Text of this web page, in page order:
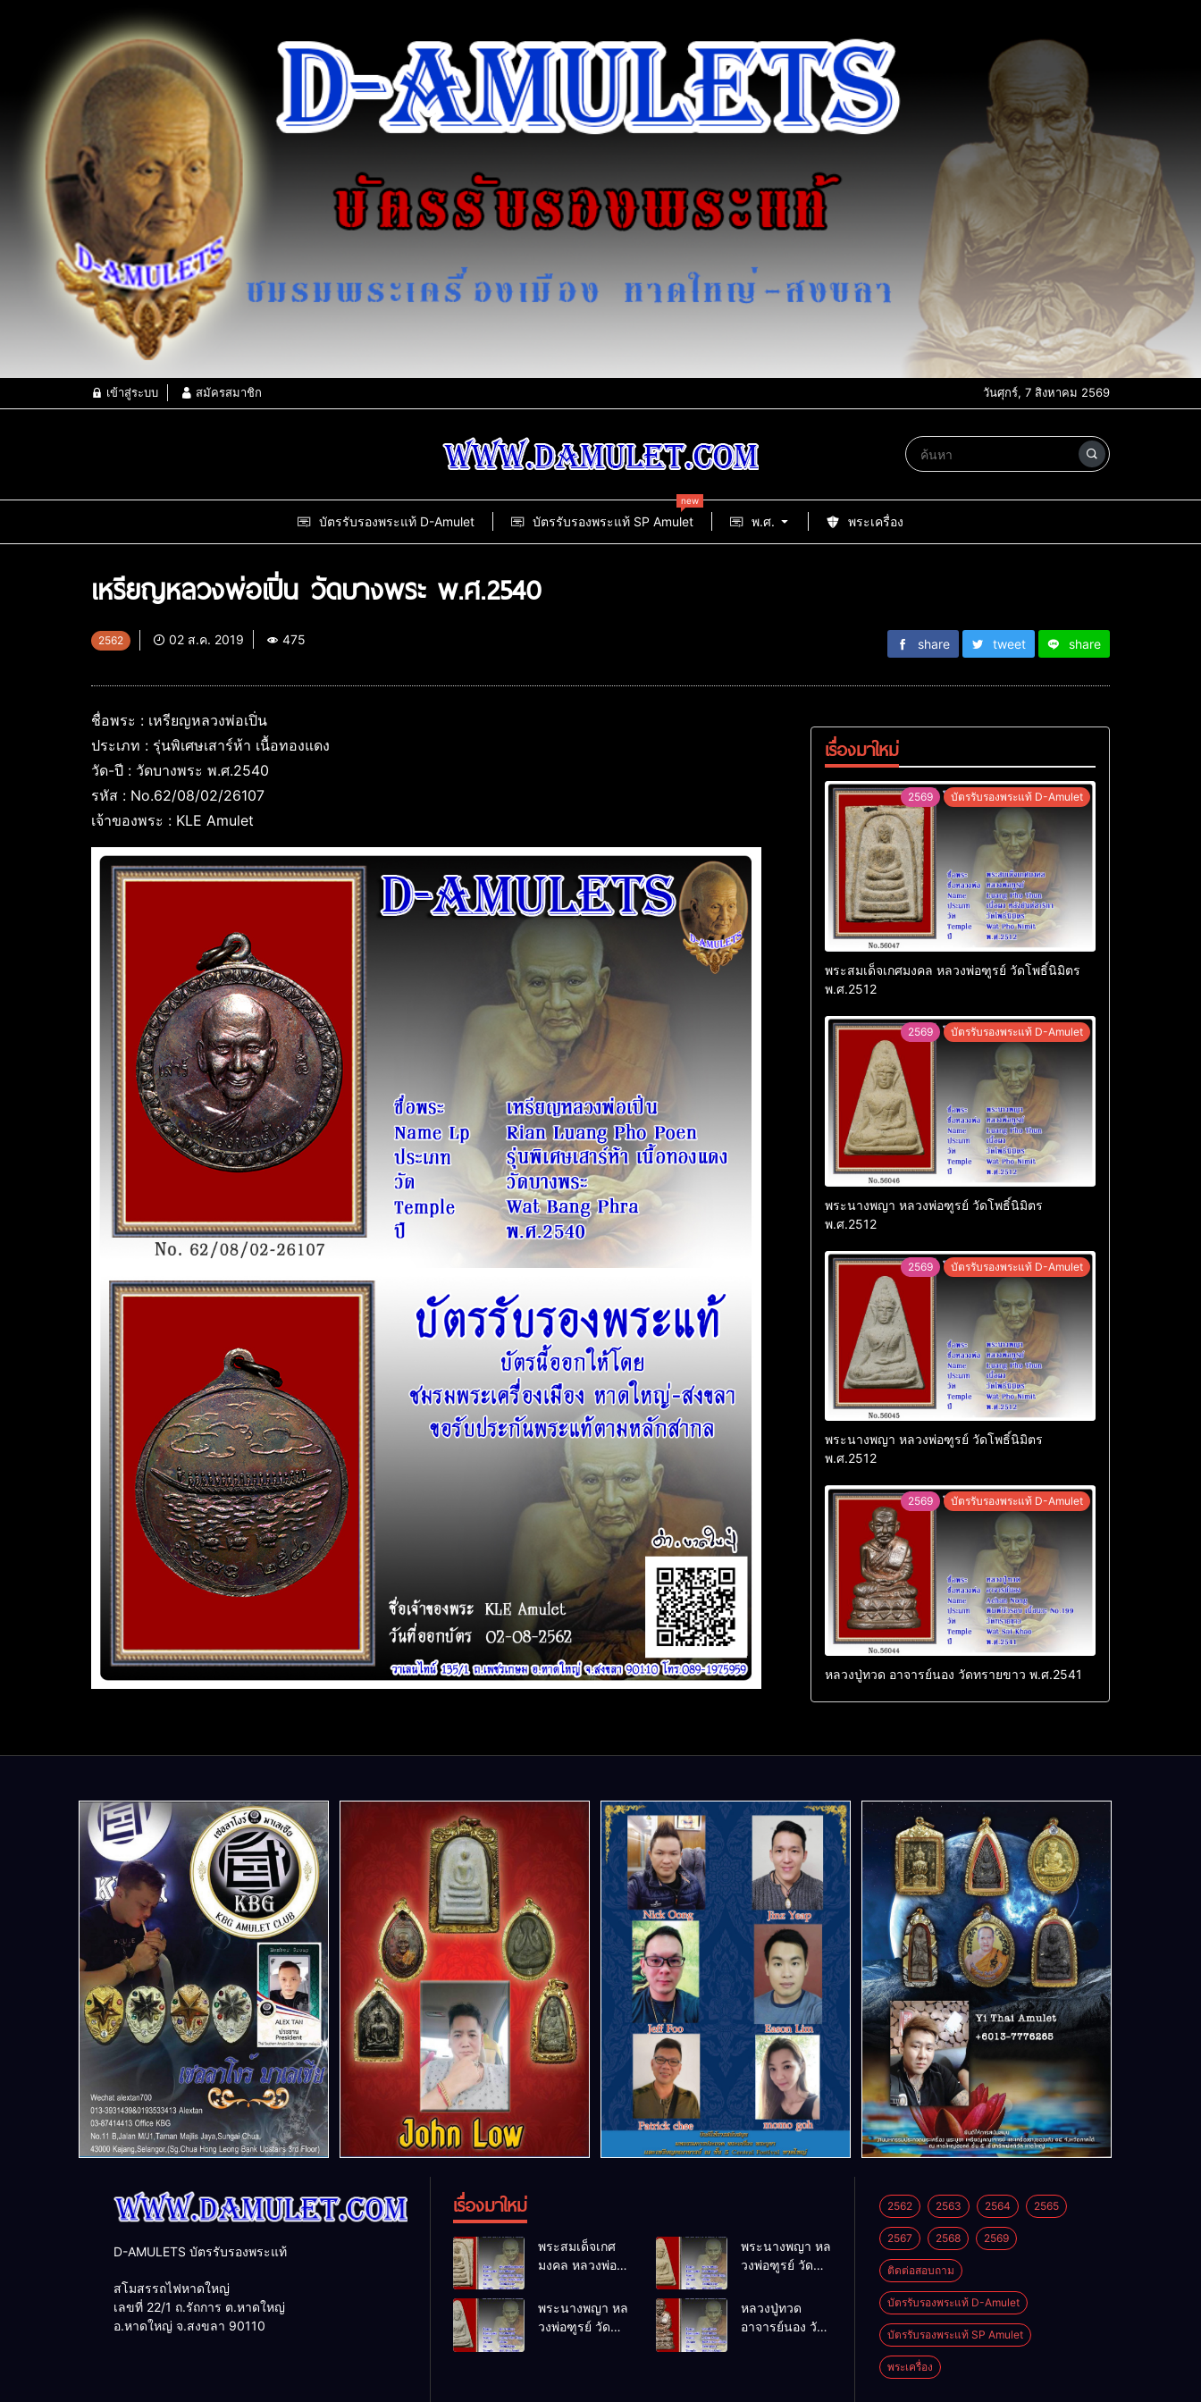
เข้าสู่ระบบ สมัครสมาชิก วันศุกร์, 7 สิงหาคม 2569
บัตรรับรองพระแท้ D-Amulet บัตรรับรองพระแท้ SP Amulet
new
พ.ศ. พระเครื่อง
เหรียญหลวงพ่อเปิ่น วัดบางพระ พ.ศ.2540
2562 02 ส.ค. 2019 475 share tweet share
ชื่อพระ : เหรียญหลวงพ่อเปิ่น
ประเภท : รุ่นพิเศษเสาร์ห้า เนื้อทองแดง
วัด-ปี : วัดบางพระ พ.ศ.2540
รหัส : No.62/08/02/26107
เจ้าของพระ : KLE Amulet
เรื่องมาใหม่
2569 บัตรรับรองพระแท้ D-Amulet
พระสมเด็จเกศมงคล หลวงพ่อฑูรย์ วัดโพธิ์นิมิตร
พ.ศ.2512
2569 บัตรรับรองพระแท้ D-Amulet
พระนางพญา หลวงพ่อฑูรย์ วัดโพธิ์นิมิตร
พ.ศ.2512
2569 บัตรรับรองพระแท้ D-Amulet
พระนางพญา หลวงพ่อฑูรย์ วัดโพธิ์นิมิตร
พ.ศ.2512
2569 บัตรรับรองพระแท้ D-Amulet
หลวงปู่ทวด อาจารย์นอง วัดทรายขาว พ.ศ.2541
D-AMULETS บัตรรับรองพระแท้
สโมสรรถไฟหาดใหญ่
เลขที่ 22/1 ถ.รัถการ ต.หาดใหญ่
อ.หาดใหญ่ จ.สงขลา 90110
เรื่องมาใหม่
พระสมเด็จเกศ
มงคล หลวงพ่อ
โพธิ์นิมิตร
พ.ศ.2512
พระนางพญา หล
วงพ่อฑูรย์ วัด
พ.ศ.2512
พระนางพญา หล
วงพ่อฑูรย์ วัด
หลวงปู่ทวด
อาจารย์นอง วัด
2562 2563 2564 2565
2567 2568 2569
ติดต่อสอบถาม
บัตรรับรองพระแท้ D-Amulet
บัตรรับรองพระแท้ SP Amulet
พระเครื่อง